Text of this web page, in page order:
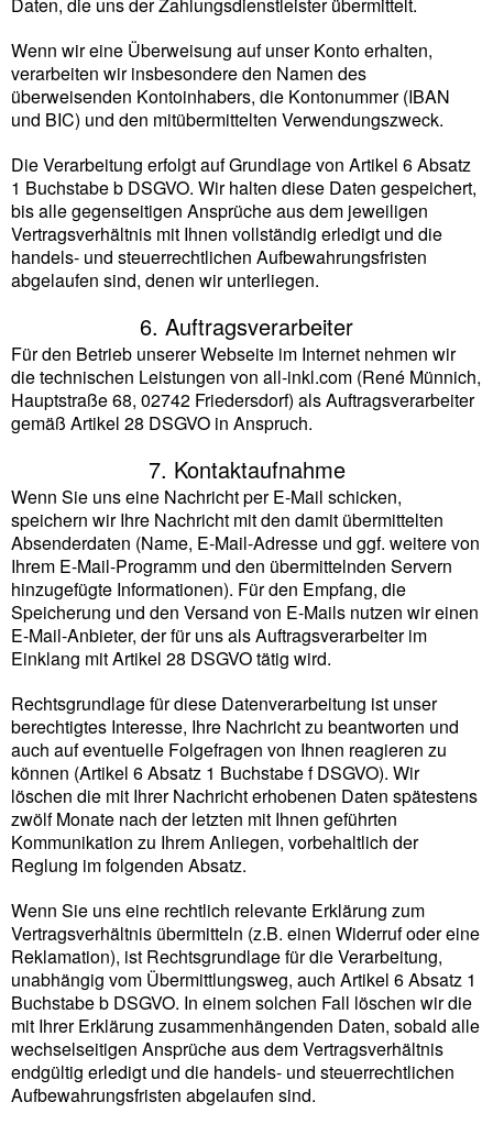
Wenn wir eine Überweisung auf unser Konto erhalten,
verarbeiten wir insbesondere den Namen des
überweisenden Kontoinhabers, die Kontonummer (IBAN
und BIC) und den mitübermittelten Verwendungszweck.
Die Verarbeitung erfolgt auf Grundlage von Artikel 6 Absatz
1 Buchstabe b DSGVO. Wir halten diese Daten gespeichert,
bis alle gegenseitigen Ansprüche aus dem jeweiligen
Vertragsverhältnis mit Ihnen vollständig erledigt und die
handels- und steuerrechtlichen Aufbewahrungsfristen
abgelaufen sind, denen wir unterliegen.
6. Auftragsverarbeiter
Für den Betrieb unserer Webseite im Internet nehmen wir
die technischen Leistungen von all-inkl.com (René Münnich,
Hauptstraße 68, 02742 Friedersdorf) als Auftragsverarbeiter
gemäß Artikel 28 DSGVO in Anspruch.
7. Kontaktaufnahme
Wenn Sie uns eine Nachricht per E-Mail schicken,
speichern wir Ihre Nachricht mit den damit übermittelten
Absenderdaten (Name, E-Mail-Adresse und ggf. weitere von
Ihrem E-Mail-Programm und den übermittelnden Servern
hinzugefügte Informationen). Für den Empfang, die
Speicherung und den Versand von E-Mails nutzen wir einen
E-Mail-Anbieter, der für uns als Auftragsverarbeiter im
Einklang mit Artikel 28 DSGVO tätig wird.
Rechtsgrundlage für diese Datenverarbeitung ist unser
berechtigtes Interesse, Ihre Nachricht zu beantworten und
auch auf eventuelle Folgefragen von Ihnen reagieren zu
können (Artikel 6 Absatz 1 Buchstabe f DSGVO). Wir
löschen die mit Ihrer Nachricht erhobenen Daten spätestens
zwölf Monate nach der letzten mit Ihnen geführten
Kommunikation zu Ihrem Anliegen, vorbehaltlich der
Reglung im folgenden Absatz.
Wenn Sie uns eine rechtlich relevante Erklärung zum
Vertragsverhältnis übermitteln (z.B. einen Widerruf oder eine
Reklamation), ist Rechtsgrundlage für die Verarbeitung,
unabhängig vom Übermittlungsweg, auch Artikel 6 Absatz 1
Buchstabe b DSGVO. In einem solchen Fall löschen wir die
mit Ihrer Erklärung zusammenhängenden Daten, sobald alle
wechselseitigen Ansprüche aus dem Vertragsverhältnis
endgültig erledigt und die handels- und steuerrechtlichen
Aufbewahrungsfristen abgelaufen sind.